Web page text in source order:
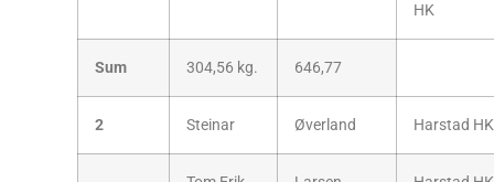
HK
Sum 304,56 kg. 646,77
2 Steinar Øverland Harstad HK